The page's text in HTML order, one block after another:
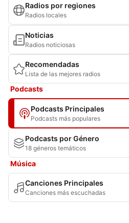
Radios por regiones
Radios locales
Noticias
Radios noticiosas
Recomendadas
Lista de las mejores radios
Podcasts
Podcasts Principales
Podcasts más populares
Podcasts por Género
18 géneros temáticos
Música
Canciones Principales
Canciones más escuchadas